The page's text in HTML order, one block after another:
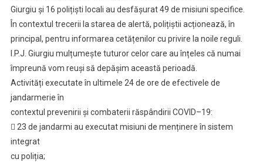
Giurgiu și 16 polițiști locali au desfășurat 49 de misiuni specifice.
În contextul trecerii la starea de alertă, polițiștii acționează, în
principal, pentru informarea cetățenilor cu privire la noile reguli.
I.P.J. Giurgiu mulțumește tuturor celor care au înțeles că numai
împreună vom reuși să depășim această perioadă.
Activități executate în ultimele 24 de ore de efectivele de
jandarmerie în
contextul prevenirii și combaterii răspândirii COVID–19:
 23 de jandarmi au executat misiuni de menținere în sistem
integrat
cu poliția;